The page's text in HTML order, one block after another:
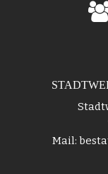
Mail: